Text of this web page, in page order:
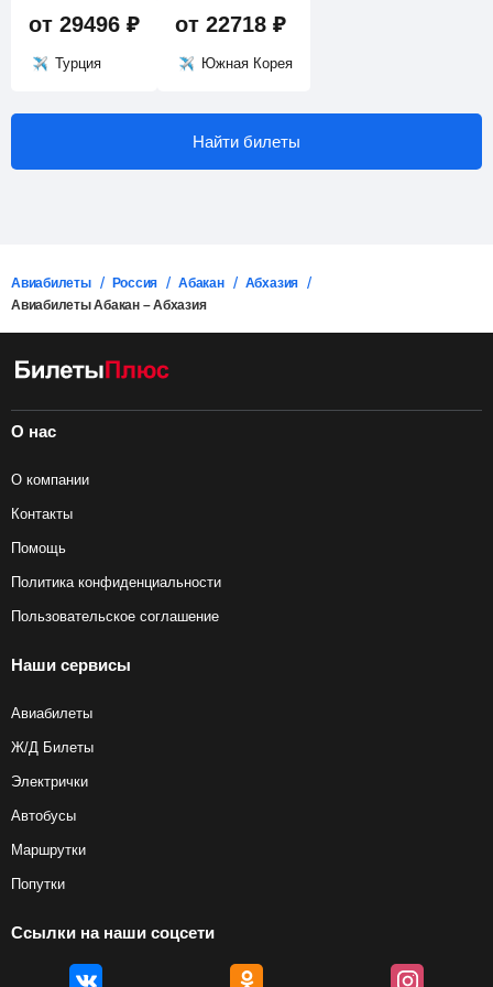
от 29496 ₽
Турция
от 22718 ₽
Южная Корея
Найти билеты
Авиабилеты Россия Абакан
Абхазия
Авиабилеты Абакан – Абхазия
О нас
О компании
Контакты
Помощь
Политика конфиденциальности
Пользовательское соглашение
Наши сервисы
Авиабилеты
Ж/Д Билеты
Электрички
Автобусы
Маршрутки
Попутки
Ссылки на наши соцсети